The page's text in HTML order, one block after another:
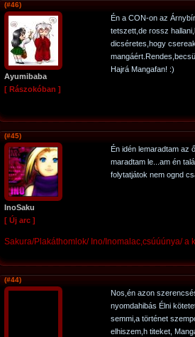
(#46)
Ayumibaba
[ Rászokóban ]
Én a CON-on az
tetszett,de rossz
dicséretes,hogy
Hajrá Mangafan! :)
(#45)
InoSaku
[ Új arc ]
Én idén lemaradtam az
maradtam le...am én
folytatjátok nem ognd
Sakura/Plakáthomlok/ Ino/Inomalac,csúúúnya/ a
(#44)
Nos,én azon
nyomdahibás Élni
semmi,a történet
elhiszem,h titeket,